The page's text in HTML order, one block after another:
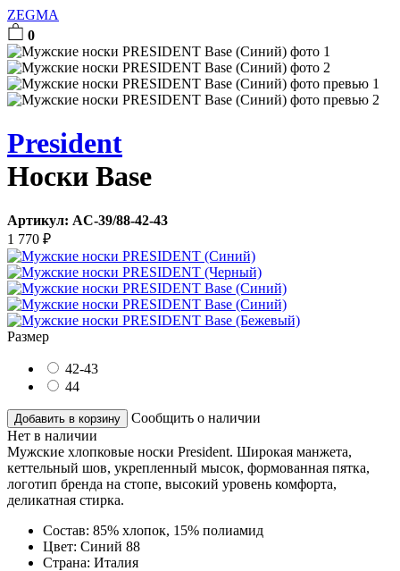
ZEGMA
0
President
Носки Base
Артикул: AC-39/88-42-43
1 770 ₽
Размер
42-43
44
Добавить в корзину
Сообщить о наличии
Нет в наличии
Мужские хлопковые носки President. Широкая манжета,
кеттельный шов, укрепленный мысок, формованная пятка,
логотип бренда на стопе, высокий уровень комфорта,
деликатная стирка.
Состав: 85% хлопок, 15% полиамид
Цвет: Синий 88
Страна: Италия